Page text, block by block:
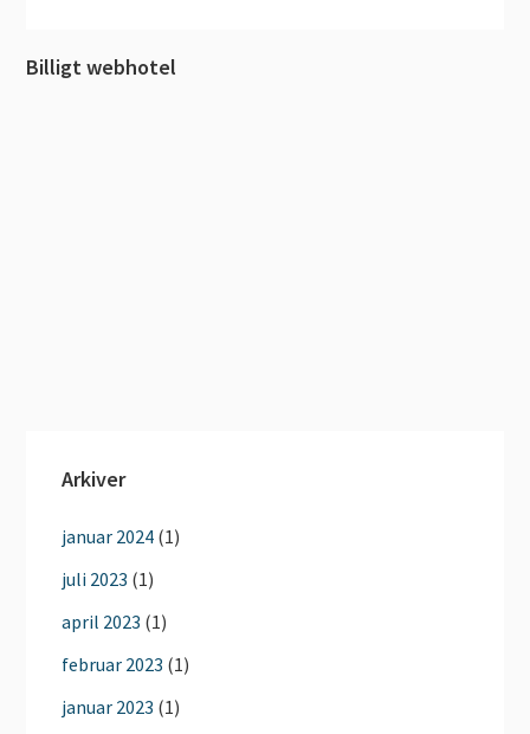
Billigt webhotel
Arkiver
januar 2024 (1)
juli 2023 (1)
april 2023 (1)
februar 2023 (1)
januar 2023 (1)